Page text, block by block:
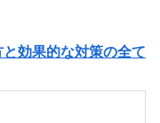
効果的な対策の全て